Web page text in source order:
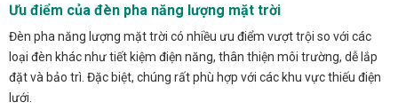
Ưu điểm của đèn pha năng lượng mặt trời
Đèn pha năng lượng mặt trời có nhiều ưu điểm vượt trội so với các
loại đèn khác như tiết kiệm điện năng, thân thiện môi trường, dễ lắp
đặt và bảo trì. Đặc biệt, chúng rất phù hợp với các khu vực thiếu điện
lưới.